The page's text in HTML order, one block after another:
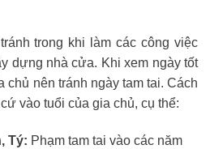
trong khi làm các công việc
dựng nhà cửa. Khi xem ngày tốt
chủ nên tránh ngày tam tai. Cách
vào tuổi của gia chủ, cụ thể:
Tý: Phạm tam tai vào các năm